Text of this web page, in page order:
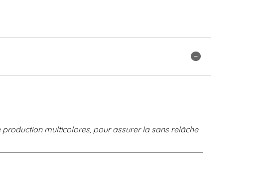
multicolores, pour assurer la sans relâche